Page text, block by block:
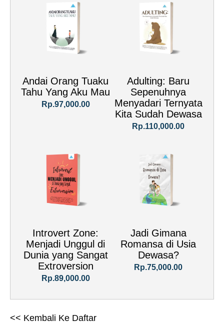
Andai Orang Tuaku
Tahu Yang Aku Mau
Rp.97,000.00
Adulting: Baru
Sepenuhnya
Menyadari Ternyata
Kita Sudah Dewasa
Rp.110,000.00
Introvert Zone:
Menjadi Unggul di
Dunia yang Sangat
Extroversion
Rp.89,000.00
Jadi Gimana
Romansa di Usia
Dewasa?
Rp.75,000.00
<< Kembali Ke Daftar